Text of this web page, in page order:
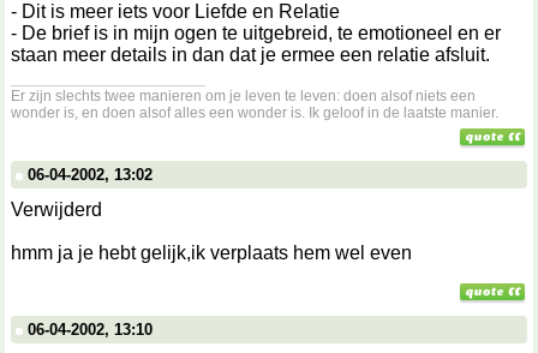
- Dit is meer iets voor Liefde en Relatie
- De brief is in mijn ogen te uitgebreid, te emotioneel en er
staan meer details in dan dat je ermee een relatie afsluit.
Er zijn slechts twee manieren om je leven te leven: doen alsof niets een
wonder is, en doen alsof alles een wonder is. Ik geloof in de laatste manier.
06-04-2002, 13:02
Verwijderd
hmm ja je hebt gelijk,ik verplaats hem wel even
06-04-2002, 13:10